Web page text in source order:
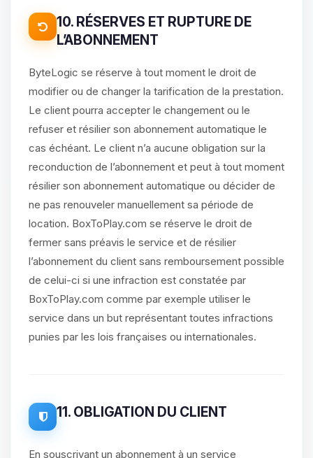
10. RÉSERVES ET RUPTURE DE
L’ABONNEMENT
ByteLogic se réserve à tout moment le droit de
modifier ou de changer la tarification de la prestation.
Le client pourra accepter le changement ou le
refuser et résilier son abonnement automatique le
cas échéant. Le client n’a aucune obligation sur la
reconduction de l’abonnement et peut à tout moment
résilier son abonnement automatique ou décider de
ne pas renouveler manuellement sa période de
location. BoxToPlay.com se réserve le droit de
fermer sans préavis le service et de résilier
l’abonnement du client sans remboursement possible
de celui-ci si une infraction est constatée par
BoxToPlay.com comme par exemple utiliser le
service dans un but représentant toutes infractions
punies par les lois françaises ou internationales.
11. OBLIGATION DU CLIENT
En souscrivant un abonnement à un service